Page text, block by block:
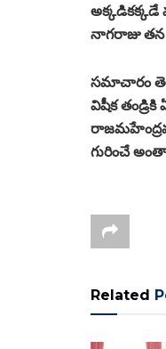
నాగరాజు తన
సమాచారం
విషీక
గురించే
Related